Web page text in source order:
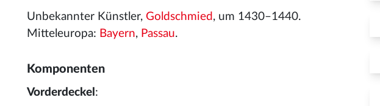
Unbekannter Künstler, Goldschmied , um 1430–1440.
Mitteleuropa: Bayern, Passau.
Komponenten
Vorderdeckel :